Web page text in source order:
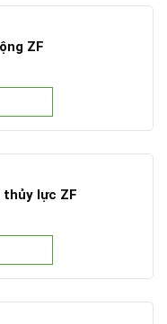
ZF
lực ZF